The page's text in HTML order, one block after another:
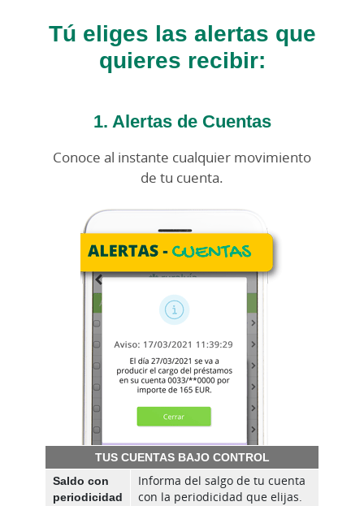
Tú eliges las alertas que
quieres recibir:
1. Alertas de Cuentas
Conoce al instante cualquier movimiento
de tu cuenta.
TUS CUENTAS BAJO CONTROL
Saldo con
periodicidad
Informa del salgo de tu cuenta
con la periodicidad que elijas.